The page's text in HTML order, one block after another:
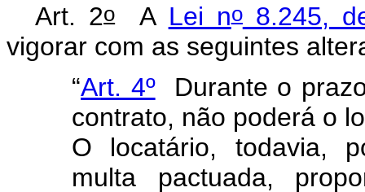
Art. 2oA Lei no8.245,
vigorar com as seguintes
“Art. 4ºDurante o
contrato, não poderá o
O locatário, todavia,
multa pactuada,